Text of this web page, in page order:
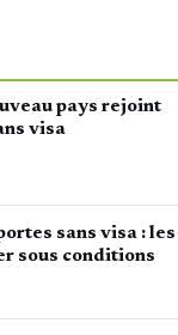
pays rejoint
visa
sans visa : les
sous conditions